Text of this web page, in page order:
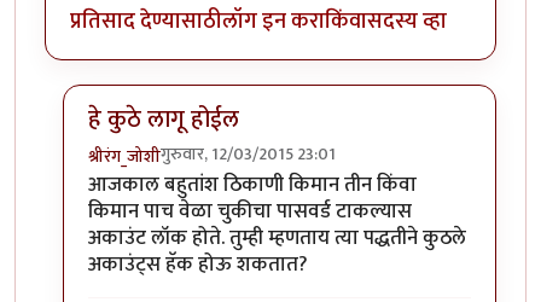
प्रतिसाद देण्यासाठीलॉग इन कराकिंवासदस्य व्हा
हे कुठे लागू होईल
श्रीरंग_जोशीगुरुवार, 12/03/2015 23:01
In reply toEnglish पासवर्ड नकोbyआगाऊ म्हादया
आजकाल बहुतांश ठिकाणी किमान तीन किंवा
किमान पाच वेळा चुकीचा पासवर्ड टाकल्यास
अकाउंट लॉक होते. तुम्ही म्हणताय त्या पद्धतीने कुठले
अकाउंट्स हॅक होऊ शकतात?